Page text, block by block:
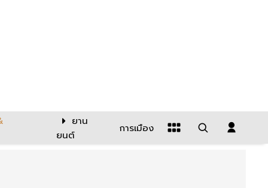
ยาน
ยนต์
การเมือง